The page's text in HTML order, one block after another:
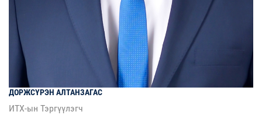
ДОРЖСҮРЭН АЛТАНЗАГАС
ИТХ-ын Тэргүүлэгч